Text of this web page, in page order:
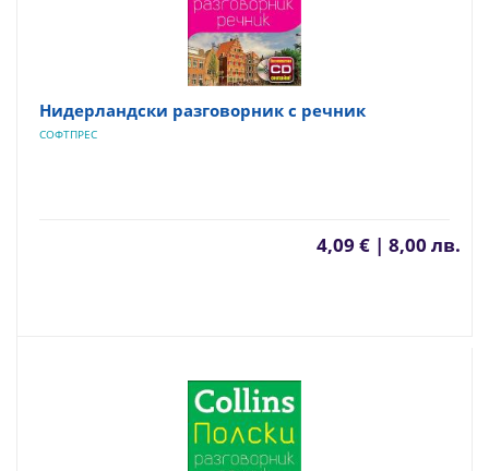
Нидерландски разговорник с речник
СОФТПРЕС
4,09 € | 8,00 лв.